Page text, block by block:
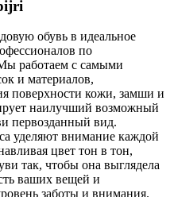
обувь в идеальное
по
работаем с самыми
и материалов,
поверхности кожи, замши и
наилучший возможный
первозданный вид.
уделяют внимание каждой
цвет тон в тон,
так, чтобы она выглядела
ваших вещей и
заботы и внимания.